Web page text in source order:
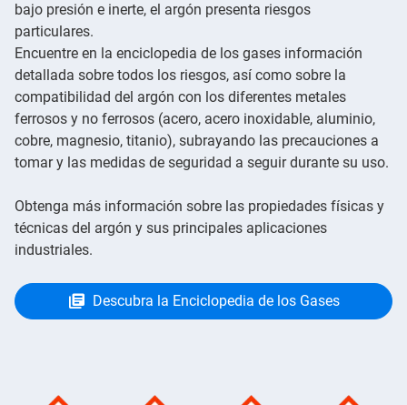
bajo presión e inerte, el argón presenta riesgos
particulares.
Encuentre en la enciclopedia de los gases información
detallada sobre todos los riesgos, así como sobre la
compatibilidad del argón con los diferentes metales
ferrosos y no ferrosos (acero, acero inoxidable, aluminio,
cobre, magnesio, titanio), subrayando las precauciones a
tomar y las medidas de seguridad a seguir durante su uso.
Obtenga más información sobre las propiedades físicas y
técnicas del argón y sus principales aplicaciones
industriales.
Descubra la Enciclopedia de los Gases